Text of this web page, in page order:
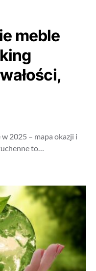
meble
2025 – mapa okazji i
to…